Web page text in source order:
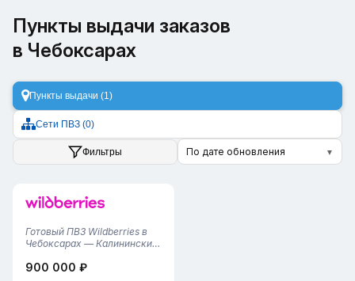
Пункты выдачи заказов
в Чебоксарах
Пункты выдачи (1)
Сети ПВЗ (0)
Фильтры По дате обновления ▼
Готовый ПВЗ Wildberries в
Чебоксарах — Калининский
(42 м² / 2
900 000 ₽